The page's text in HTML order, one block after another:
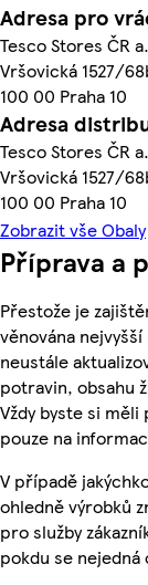
Adresa pro
Tesco Stores ČR
Vršovická 1527/
100 00 Praha 10
Adresa
Tesco Stores ČR
Vršovická 1527/
100 00 Praha 10
Zobrazit vše Obaly
Příprava a
Přestože je
věnována
neustále
potravin, obsahu
Vždy byste si
pouze na
V případě
ohledně výrobků
pro služby
pokdu se nejedná